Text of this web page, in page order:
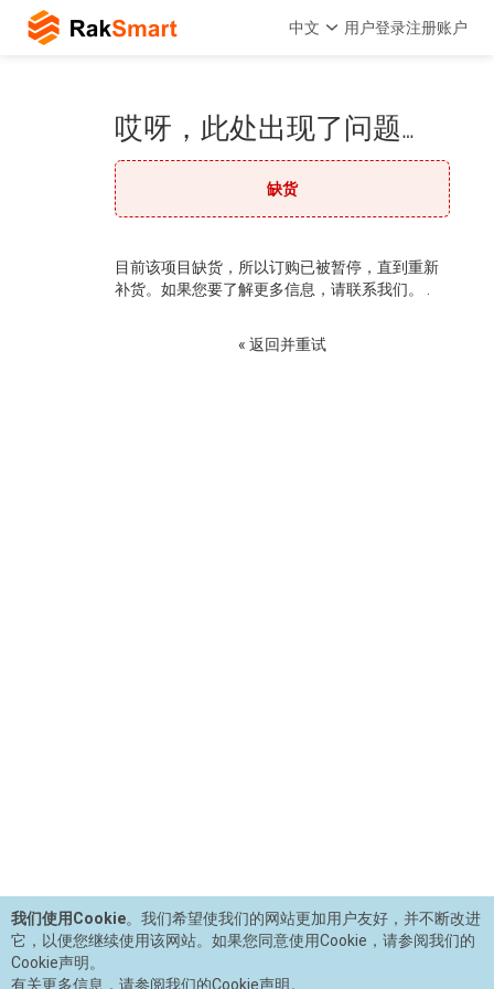
中文 用户登录注册账户
哎呀，此处出现了问题…
缺货
目前该项目缺货，所以订购已被暂停，直到重新
补货。如果您要了解更多信息，请联系我们。 .
« 返回并重试
我们使用Cookie。我们希望使我们的网站更加用户友好，并不断改进
它，以便您继续使用该网站。如果您同意使用Cookie，请参阅我们的
Cookie声明。
有关更多信息，请参阅我们的Cookie声明。